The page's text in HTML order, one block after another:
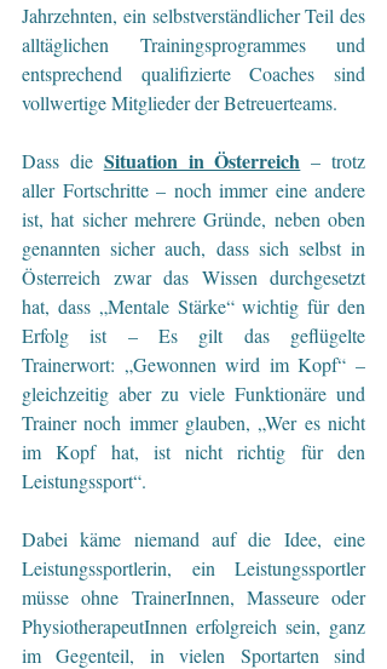
Jahrzehnten, ein selbstverständlicher Teil des
alltäglichen Trainingsprogrammes und
entsprechend qualifizierte Coaches sind
vollwertige Mitglieder der Betreuerteams.
Dass die Situation in Österreich – trotz
aller Fortschritte – noch immer eine andere
ist, hat sicher mehrere Gründe, neben oben
genannten sicher auch, dass sich selbst in
Österreich zwar das Wissen durchgesetzt
hat, dass „Mentale Stärke“ wichtig für den
Erfolg ist – Es gilt das geflügelte
Trainerwort: „Gewonnen wird im Kopf“ –
gleichzeitig aber zu viele Funktionäre und
Trainer noch immer glauben, „Wer es nicht
im Kopf hat, ist nicht richtig für den
Leistungssport“.
Dabei käme niemand auf die Idee, eine
Leistungssportlerin, ein Leistungssportler
müsse ohne TrainerInnen, Masseure oder
PhysiotherapeutInnen erfolgreich sein, ganz
im Gegenteil, in vielen Sportarten sind